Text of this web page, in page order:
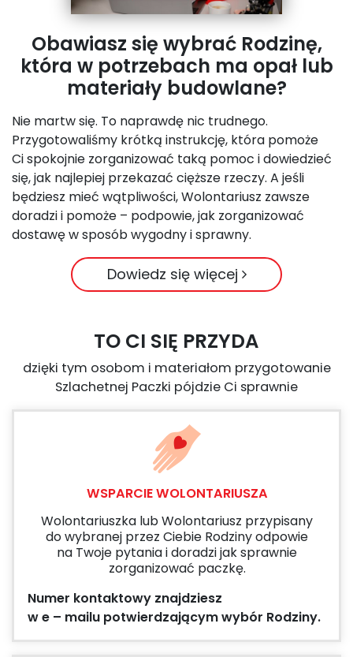
Obawiasz się wybrać Rodzinę,
która w potrzebach ma opał lub
materiały budowlane?
Nie martw się. To naprawdę nic trudnego.
Przygotowaliśmy krótką instrukcję, która pomoże
Ci spokojnie zorganizować taką pomoc i dowiedzieć
się, jak najlepiej przekazać cięższe rzeczy. A jeśli
będziesz mieć wątpliwości, Wolontariusz zawsze
doradzi i pomoże – podpowie, jak zorganizować
dostawę w sposób wygodny i sprawny.
Dowiedz się więcej
TO CI SIĘ PRZYDA
dzięki tym osobom i materiałom przygotowanie
Szlachetnej Paczki pójdzie Ci sprawnie
WSPARCIE WOLONTARIUSZA
Wolontariuszka lub Wolontariusz przypisany
do wybranej przez Ciebie Rodziny odpowie
na Twoje pytania i doradzi jak sprawnie
zorganizować paczkę.
Numer kontaktowy znajdziesz
w e – mailu potwierdzającym wybór Rodziny.